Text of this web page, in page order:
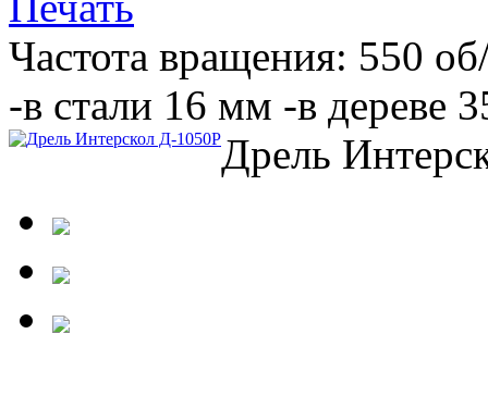
Частота вращения: 550
-в стали 16 мм -в дереве
Дрель